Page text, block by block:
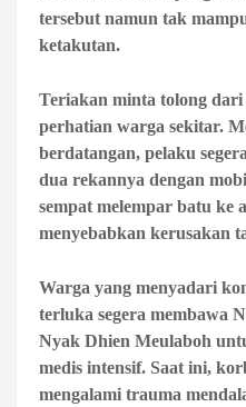
tersebut namun tak
ketakutan.
Teriakan minta tolong
perhatian warga sekitar.
berdatangan, pelaku
dua rekannya dengan
sempat melempar batu ke
menyebabkan kerusakan
Warga yang menyadari
terluka segera membawa
Nyak Dhien Meulaboh
medis intensif. Saat ini,
mengalami trauma